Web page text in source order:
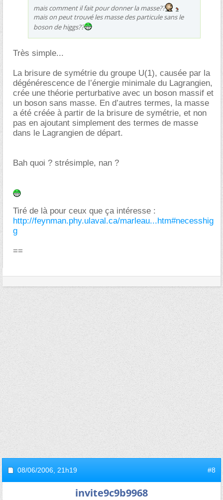
mais comment il fait pour donner la masse??
mais on peut trouvé les masse des particule sans le
boson de higgs??
Très simple...
La brisure de symétrie du groupe U(1), causée par la
dégénérescence de l’énergie minimale du Lagrangien,
crée une théorie perturbative avec un boson massif et
un boson sans masse. En d’autres termes, la masse
a été créée à partir de la brisure de symétrie, et non
pas en ajoutant simplement des termes de masse
dans le Lagrangien de départ.
Bah quoi ? strésimple, nan ?
Tiré de là pour ceux que ça intéresse :
http://feynman.phy.ulaval.ca/marleau...htm#necesshig
g
==
08/06/2006, 21h19 #8
invite9c9b9968